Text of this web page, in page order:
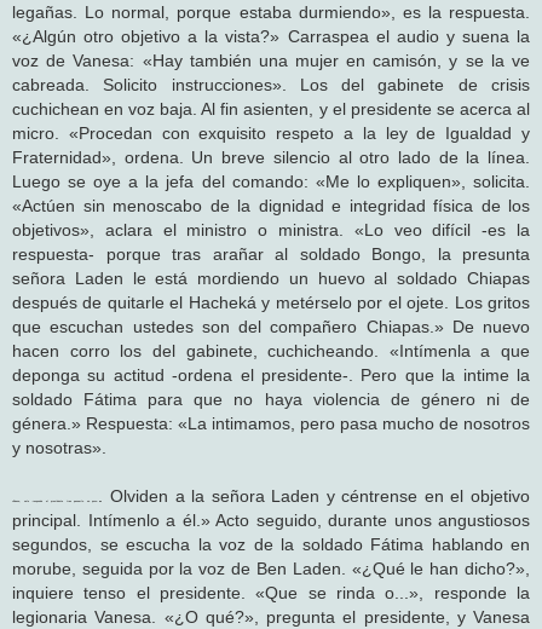
legañas. Lo normal, porque estaba durmiendo», es la respuesta.
«¿Algún otro objetivo a la vista?» Carraspea el audio y suena la
voz de Vanesa: «Hay también una mujer en camisón, y se la ve
cabreada. Solicito instrucciones». Los del gabinete de crisis
cuchichean en voz baja. Al fin asienten, y el presidente se acerca al
micro. «Procedan con exquisito respeto a la ley de Igualdad y
Fraternidad», ordena. Un breve silencio al otro lado de la línea.
Luego se oye a la jefa del comando: «Me lo expliquen», solicita.
«Actúen sin menoscabo de la dignidad e integridad física de los
objetivos», aclara el ministro o ministra. «Lo veo difícil -es la
respuesta- porque tras arañar al soldado Bongo, la presunta
señora Laden le está mordiendo un huevo al soldado Chiapas
después de quitarle el Hacheká y metérselo por el ojete. Los gritos
que escuchan ustedes son del compañero Chiapas.» De nuevo
hacen corro los del gabinete, cuchicheando. «Intímenla a que
deponga su actitud -ordena el presidente-. Pero que la intime la
soldado Fátima para que no haya violencia de género ni de
génera.» Respuesta: «La intimamos, pero pasa mucho de nosotros
y nosotras».
«Bueno, vale -responde el presidente tras pensarlo un poco-
. Olviden a la señora Laden y céntrense en el objetivo
principal. Intímenlo a él.» Acto seguido, durante unos angustiosos
segundos, se escucha la voz de la soldado Fátima hablando en
morube, seguida por la voz de Ben Laden. «¿Qué le han dicho?»,
inquiere tenso el presidente. «Que se rinda o...», responde la
legionaria Vanesa. «¿O qué?», pregunta el presidente, y Vanesa